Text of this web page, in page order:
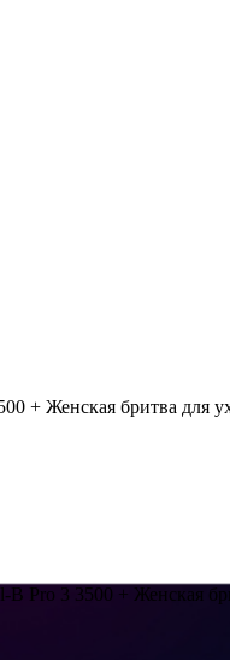
+ Женская бритва для
Pro 3 3500 + Женская